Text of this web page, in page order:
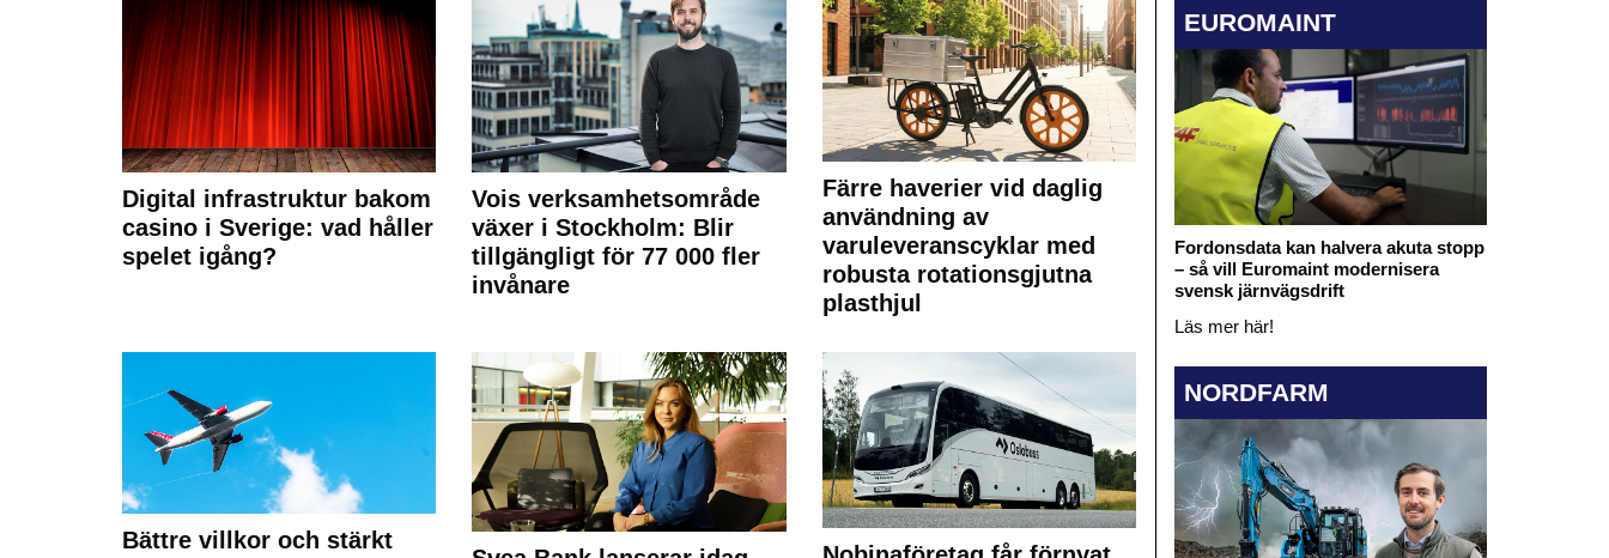
Digital infrastruktur bakom
casino i Sverige: vad håller
spelet igång?
Vois verksamhetsområde
växer i Stockholm: Blir
tillgängligt för 77 000 fler
invånare
Färre haverier vid daglig
användning av
varuleveranscyklar med
robusta rotationsgjutna
plasthjul
Bättre villkor och stärkt
EUROMAINT
Fordonsdata kan halvera akuta stopp
– så vill Euromaint modernisera
svensk järnvägsdrift
Läs mer här!
NORDFARM